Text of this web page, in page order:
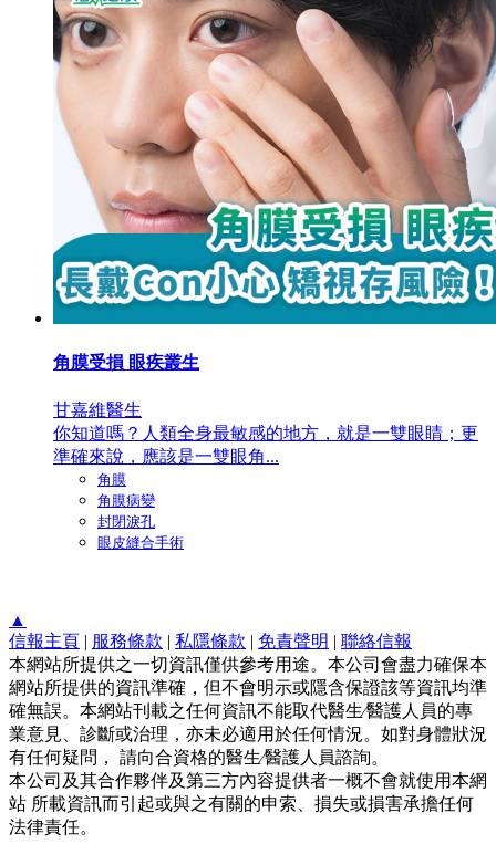
角膜受損 眼疾叢生
甘嘉維醫生
你知道嗎？人類全身最敏感的地方，就是一雙眼睛；更
準確來說，應該是一雙眼角...
角膜
角膜病變
封閉淚孔
眼皮縫合手術
▲
信報主頁 | 服務條款 | 私隱條款 | 免責聲明 | 聯絡信報
本網站所提供之一切資訊僅供參考用途。本公司會盡力確保本
網站所提供的資訊準確，但不會明示或隱含保證該等資訊均準
確無誤。本網站刊載之任何資訊不能取代醫生∕醫護人員的專
業意見、診斷或治理，亦未必適用於任何情況。如對身體狀況
有任何疑問， 請向合資格的醫生∕醫護人員諮詢。
本公司及其合作夥伴及第三方內容提供者一概不會就使用本網
站 所載資訊而引起或與之有關的申索、損失或損害承擔任何
法律責任。